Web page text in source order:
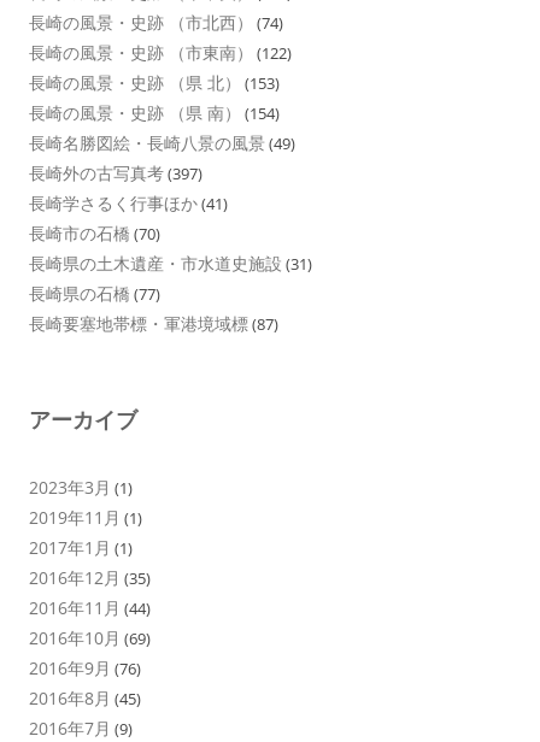
長崎の風景・史跡 （市北西） (74)
長崎の風景・史跡 （市東南） (122)
長崎の風景・史跡 （県 北） (153)
長崎の風景・史跡 （県 南） (154)
長崎名勝図絵・長崎八景の風景 (49)
長崎外の古写真考(397)
長崎学さるく行事ほか(41)
長崎市の石橋 (70)
長崎県の土木遺産・市水道史施設 (31)
長崎県の石橋 (77)
長崎要塞地帯標・軍港境域標(87)
アーカイブ
2023年3月 (1)
2019年11月 (1)
2017年1月 (1)
2016年12月 (35)
2016年11月 (44)
2016年10月 (69)
2016年9月 (76)
2016年8月 (45)
2016年7月 (9)